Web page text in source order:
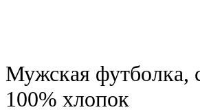
Мужская футболка,
100% хлопок